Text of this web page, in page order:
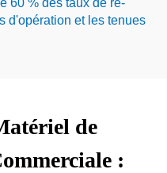
60 % des taux de re-
d'opération et les tenues
de
: